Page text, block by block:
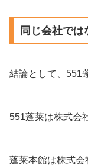
同じ会社で
結論として、551
551蓬莱は株式会
蓬莱本館は株式会